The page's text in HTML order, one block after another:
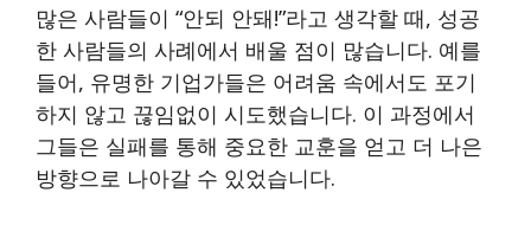
많은 사람들이 “안되 안돼!”라고 생각할 때, 성공
한 사람들의 사례에서 배울 점이 많습니다. 예를
들어, 유명한 기업가들은 어려움 속에서도 포기
하지 않고 끊임없이 시도했습니다. 이 과정에서
그들은 실패를 통해 중요한 교훈을 얻고 더 나은
방향으로 나아갈 수 있었습니다.